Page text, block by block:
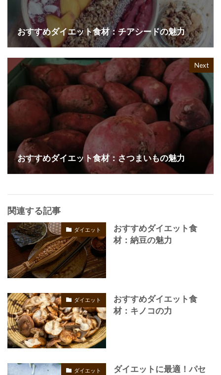
おすすめダイエット食材：チアシードの魅力
Next
おすすめダイエット食材：さつまいもの魅力
関連する記事
ダイエット
おすすめダイエット食
材：納豆の魅力
ダイエット
おすすめダイエット食
材：キノコの力
ダイエット
ダイエットに最適！パセ